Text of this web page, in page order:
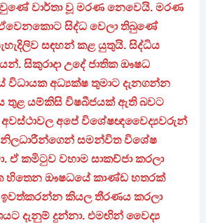
වාර්තා වූ මරණ නෙවෙයි. මරණ
ඒවෙනකොට සිද්ධ වෙලා තිබුණේ
සඳහන් කළ යුතුයි. සිද්ධිය
සිකුරාදා උදේ ජාතික ඖෂධ
විධායක අධ්‍යක්ෂ තුමාට දැනගන්න
තුළ යම්කිසි විෂබීජයක් ඇති බවට
අපේ විශේෂඥවෛද්‍යවරුන්
සමන්විත විශේෂ
ඒ කමිටුව වහාම සාකච්ජා කරලා
හිතෙන ඖෂධයේ කාණ්ඩ හතරක්
ඉවත්කරන්න කියල තීරණය කරලා
දැනුම් දුන්නා. එමඟින් වෛද්‍ය